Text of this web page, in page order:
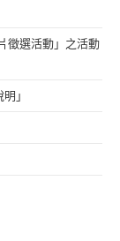
徵選活動」之活動
」